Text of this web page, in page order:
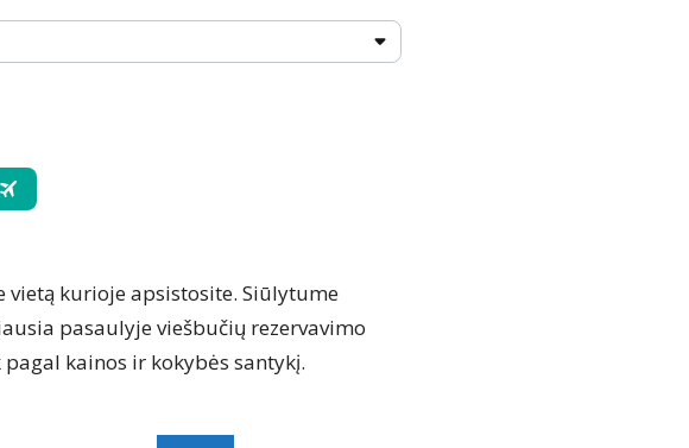
kurioje apsistosite. Siūlytume
pasaulyje viešbučių rezervavimo
kainos ir kokybės santykį.